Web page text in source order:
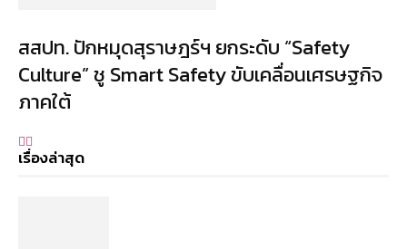
สสปท. ปักหมุดสุราษฎร์ฯ ยกระดับ “Safety
Culture” ชู Smart Safety ขับเคลื่อนเศรษฐกิจ
ภาคใต้
เรื่องล่าสุด